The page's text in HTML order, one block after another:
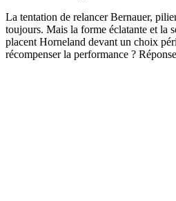
La tentation de relancer Bernauer,
toujours. Mais la forme éclatante et la
placent Horneland devant un choix
récompenser la performance ?